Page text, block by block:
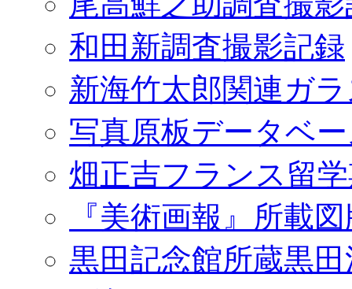
和田新調査撮影記録
新海竹太郎関連ガ
写真原板データベ
畑正吉フランス留
『美術画報』所載
黒田記念館所蔵黒